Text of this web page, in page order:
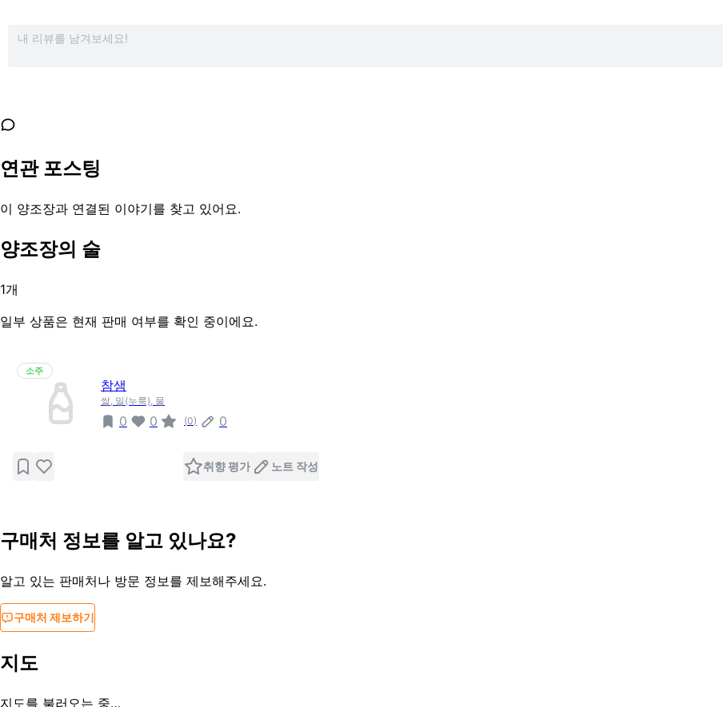
연관 포스팅
이 양조장과 연결된 이야기를 찾고 있어요.
양조장의 술
1개
일부 상품은 현재 판매 여부를 확인 중이에요.
소주
참샘
쌀, 밀(누룩), 물
0 0 (0) 0
취향 평가 노트 작성
구매처 정보를 알고 있나요?
알고 있는 판매처나 방문 정보를 제보해주세요.
구매처 제보하기
지도
지도를 불러오는 중…